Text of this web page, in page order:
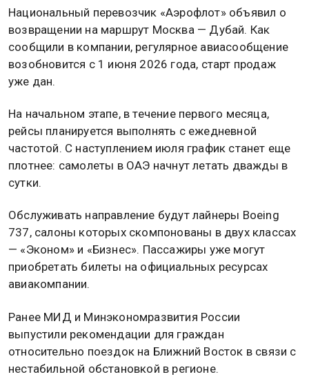
Национальный перевозчик «Аэрофлот» объявил о
возвращении на маршрут Москва — Дубай. Как
сообщили в компании, регулярное авиасообщение
возобновится с 1 июня 2026 года, старт продаж
уже дан.
На начальном этапе, в течение первого месяца,
рейсы планируется выполнять с ежедневной
частотой. С наступлением июля график станет еще
плотнее: самолеты в ОАЭ начнут летать дважды в
сутки.
Обслуживать направление будут лайнеры Boeing
737, салоны которых скомпонованы в двух классах
— «Эконом» и «Бизнес». Пассажиры уже могут
приобретать билеты на официальных ресурсах
авиакомпании.
Ранее МИД и Минэкономразвития России
выпустили рекомендации для граждан
относительно поездок на Ближний Восток в связи с
нестабильной обстановкой в регионе.